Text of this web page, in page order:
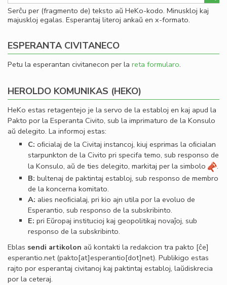
Serĉu per (fragmento de) teksto aŭ HeKo-kodo. Minuskloj kaj
majuskloj egalas. Esperantaj literoj ankaŭ en x-formato.
ESPERANTA CIVITANECO
Petu la esperantan civitanecon per la reta formularo.
HEROLDO KOMUNIKAS (HEKO)
HeKo estas retagentejo je la servo de la establoj en kaj apud la
Pakto por la Esperanta Civito, sub la imprimaturo de la Konsulo
aŭ delegito. La informoj estas:
C: oﬁcialaj de la Civitaj instancoj, kiuj esprimas la oﬁcialan
starpunkton de la Civito pri specifa temo, sub responso de
la Konsulo, aŭ de ties delegito, markitaj per la simbolo
.
B: bultenaj de paktintaj establoj, sub responso de membro
de la koncerna komitato.
A: alies neoﬁcialaj, pri kio ajn utila por la evoluo de
Esperantio, sub responso de la subskribinto.
E: pri Eŭropaj institucioj kaj geopolitikaj novaĵoj, sub
responso de la subskribinto.
Eblas sendi artikolon aŭ kontakti la redakcion tra pakto [ĉe]
esperantio.net(pakto[at]esperantio[dot]net). Publikigo estas
rajto por esperantaj civitanoj kaj paktintaj establoj, laŭdiskrecia
por la ceteraj.